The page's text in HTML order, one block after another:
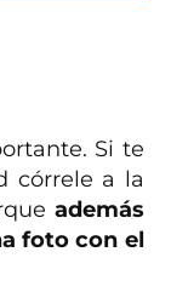
Si te
córrele a la
además
foto con el